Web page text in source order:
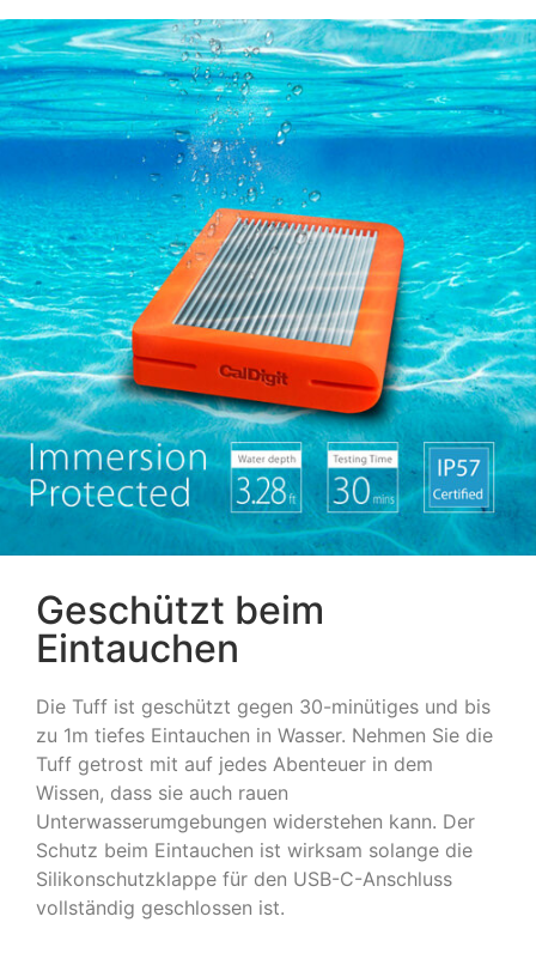
Geschützt beim
Eintauchen
Die Tuff ist geschützt gegen 30-minütiges und bis
zu 1m tiefes Eintauchen in Wasser. Nehmen Sie die
Tuff getrost mit auf jedes Abenteuer in dem
Wissen, dass sie auch rauen
Unterwasserumgebungen widerstehen kann. Der
Schutz beim Eintauchen ist wirksam solange die
Silikonschutzklappe für den USB-C-Anschluss
vollständig geschlossen ist.